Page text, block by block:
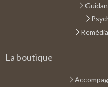
La boutique